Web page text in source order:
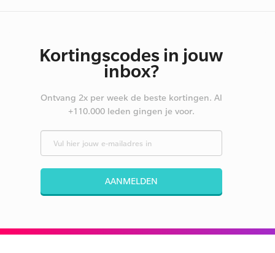
Kortingscodes in jouw
inbox?
Ontvang 2x per week de beste kortingen. Al
+110.000 leden gingen je voor.
AANMELDEN